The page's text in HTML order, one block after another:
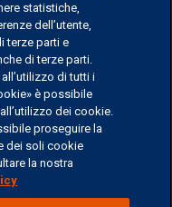
11894590154
statistiche,
dell’utente,
terze parti e
di terze parti.
di tutti i
è possibile
dei cookie.
proseguire la
dei soli cookie
la nostra